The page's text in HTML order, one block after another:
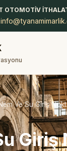
Ve Su Giriş
Giriş